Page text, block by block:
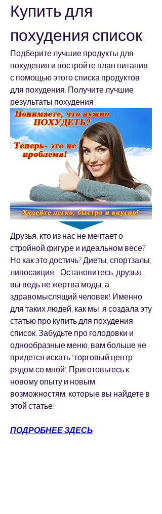
Купить для
похудения список
Подберите лучшие продукты для
похудения и постройте план питания
с помощью этого списка продуктов
для похудения. Получите лучшие
результаты похудения!
Друзья, кто из нас не мечтает о
стройной фигуре и идеальном весе?
Но как это достичь? Диеты, спортзалы,
липосакция... Остановитесь, друзья,
вы ведь не жертва моды, а
здравомыслящий человек! Именно
для таких людей, как мы, я создала эту
статью про купить для похудения
список. Забудьте про голодовки и
однообразные меню, вам больше не
придется искать 'торговый центр
рядом со мной'. Приготовьтесь к
новому опыту и новым
возможностям, которые вы найдете в
этой статье!
ПОДРОБНЕЕ ЗДЕСЬ